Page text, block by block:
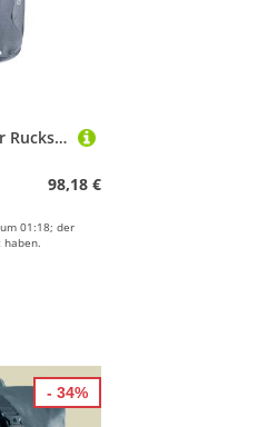
deuter Rucksack Deuter Rucksack Bike I 14 3202021
98,18 €
01:18; der
haben.
- 34%